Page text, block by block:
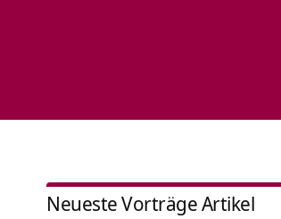
Neueste Vorträge Artikel